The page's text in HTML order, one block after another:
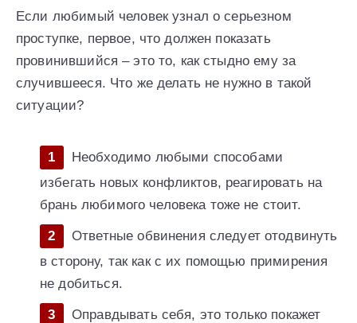
Если любимый человек узнал о серьезном
проступке, первое, что должен показать
провинившийся – это то, как стыдно ему за
случившееся. Что же делать не нужно в такой
ситуации?
Необходимо любыми способами
избегать новых конфликтов, реагировать на
брань любимого человека тоже не стоит.
Ответные обвинения следует отодвинуть
в сторону, так как с их помощью примирения
не добиться.
Оправдывать себя, это только покажет